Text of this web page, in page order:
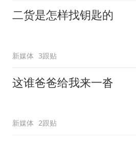
二货是怎样找钥匙的
新媒体 3跟贴
这谁爸爸给我来一沓
新媒体 2跟贴